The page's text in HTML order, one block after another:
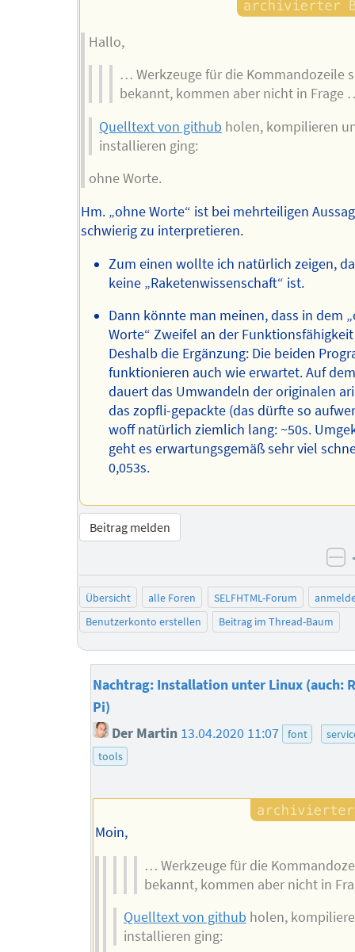
Hallo,
… Werkzeuge für die Kommandozeile
bekannt, kommen aber nicht in Frage
Quelltext von github holen, kompilieren
installieren ging:
ohne Worte.
Hm. „ohne Worte“ ist bei mehrteiligen
schwierig zu interpretieren.
Zum einen wollte ich natürlich zeigen,
keine „Raketenwissenschaft“ ist.
Dann könnte man meinen, dass in dem
Worte“ Zweifel an der
Deshalb die Ergänzung: Die beiden
funktionieren auch wie erwartet. Auf
dauert das Umwandeln der originalen
das zopfli-gepackte (das dürfte so
woff natürlich ziemlich lang: ~50s.
geht es erwartungsgemäß sehr viel
0,053s.
Beitrag melden
Übersicht alle Foren SELFHTML-Forum
Benutzerkonto erstellen
Beitrag im Thread-Baum
Nachtrag: Installation unter Linux (auch:
Pi)
Der Martin 13.04.2020 11:07 font
tools
Moin,
… Werkzeuge für die
bekannt, kommen aber nicht in
Quelltext von github holen,
installieren ging: